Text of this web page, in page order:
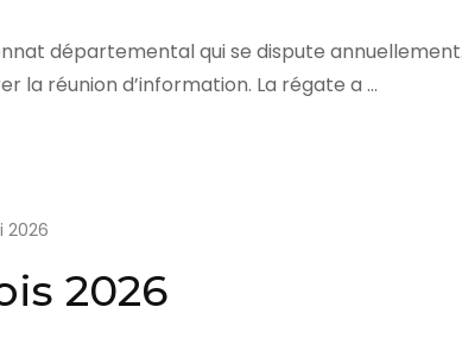
départemental qui se dispute
la réunion d’information. La régate a …
2026
2026